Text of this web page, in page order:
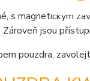
s magnetickým
jsou
pouzdra,